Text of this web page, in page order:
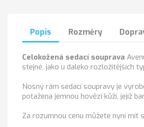
Popis Rozměry
Celokožená sedací souprava
stejné, jako u daleko rozložitějších
Nosný rám sedací soupravy je
potažena jemnou hovězí kůží, jejíž
Za rozumnou cenu můžete nyní mít